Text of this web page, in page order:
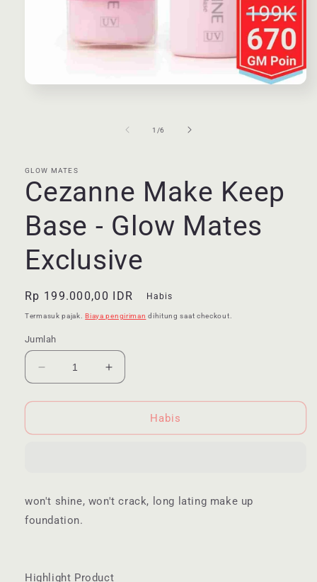
1 /dari
6
GLOW MATES
Cezanne Make Keep
Base - Glow Mates
Exclusive
Harga
reguler
Rp 199.000,00 IDR Habis
Termasuk pajak.Biaya pengiriman dihitung saat checkout.
Jumlah
Kurangi
jumlah
untuk
Make
Mates
Exclusive
Tambah
jumlah
untuk
Cezanne
Make
Mates
Habis
won't shine, won't crack, long lating make up
foundation.
Highlight Product